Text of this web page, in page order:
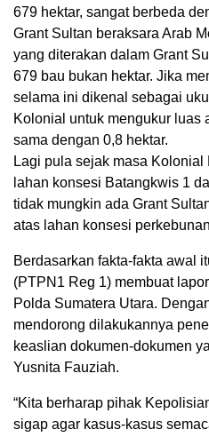
679 hektar, sangat berbeda
Grant Sultan beraksara Arab
yang diterakan dalam Grant
679 bau bukan hektar. Jika
selama ini dikenal sebagai
Kolonial untuk mengukur luas
sama dengan 0,8 hektar.
Lagi pula sejak masa
lahan konsesi Batangkwis 1
tidak mungkin ada Grant
atas lahan konsesi
Berdasarkan fakta-fakta awal
(PTPN1 Reg 1) membuat
Polda Sumatera Utara.
mendorong dilakukannya
keaslian dokumen-dokumen
Yusnita Fauziah.
“Kita berharap pihak
sigap agar kasus-kasus